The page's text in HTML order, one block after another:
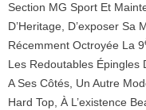
Section MG Sport Et
D’Heritage, D’exposer Sa
Récemment Octroyée La 9
Les Redoutables Épingles
A Ses Côtés, Un Autre
Hard Top, À L’existence